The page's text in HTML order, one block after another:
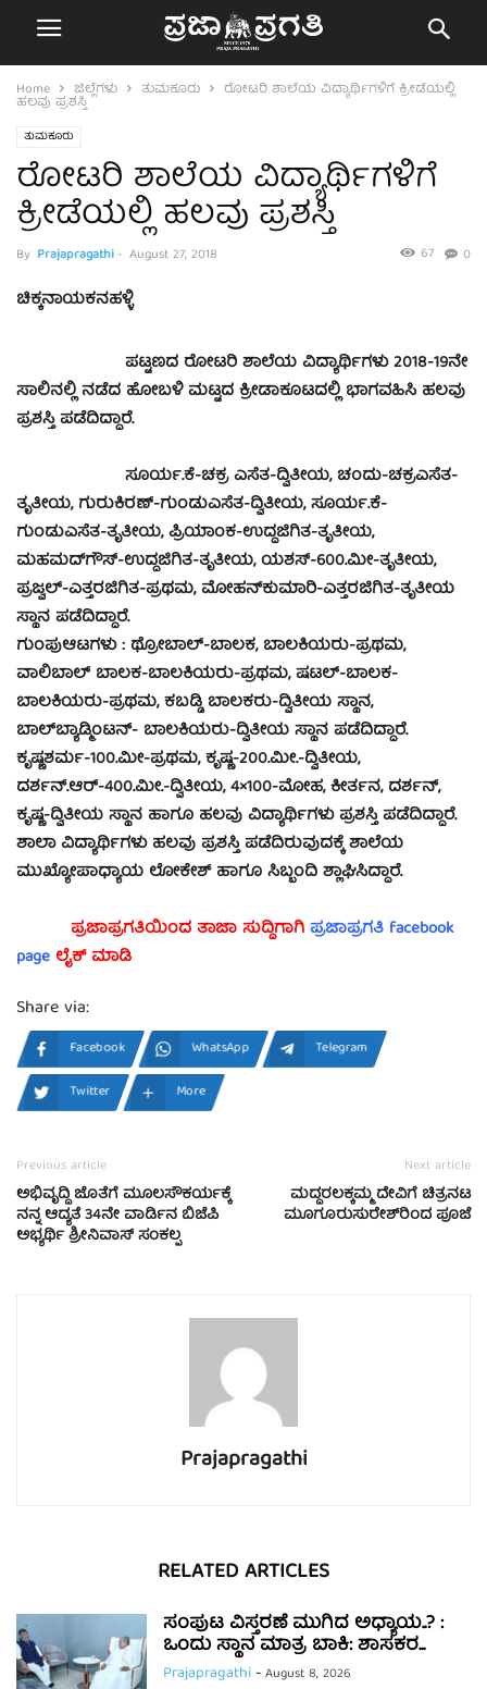
Home ಜಿಲ್ಲೆಗಳು ತುಮಕೂರು ರೋಟರಿ ಶಾಲೆಯ ವಿದ್ಯಾರ್ಥಿಗಳಿಗೆ ಕ್ರೀಡೆಯಲ್ಲಿ
ಹಲವು ಪ್ರಶಸ್ತಿ
ತುಮಕೂರು
ರೋಟರಿ ಶಾಲೆಯ ವಿದ್ಯಾರ್ಥಿಗಳಿಗೆ
ಕ್ರೀಡೆಯಲ್ಲಿ ಹಲವು ಪ್ರಶಸ್ತಿ
By Prajapragathi- August 27, 2018 0
67
ಚಿಕ್ಕನಾಯಕನಹಳ್ಳಿ
ಪಟ್ಟಣದ ರೋಟರಿ ಶಾಲೆಯ ವಿದ್ಯಾರ್ಥಿಗಳು 2018-19ನೇ
ಸಾಲಿನಲ್ಲಿ ನಡೆದ ಹೋಬಳಿ ಮಟ್ಟದ ಕ್ರೀಡಾಕೂಟದಲ್ಲಿ ಭಾಗವಹಿಸಿ ಹಲವು
ಪ್ರಶಸ್ತಿ ಪಡೆದಿದ್ದಾರೆ.
ಸೂರ್ಯ.ಕೆ-ಚಕ್ರ ಎಸೆತ-ದ್ವಿತೀಯ, ಚಂದು-ಚಕ್ರಎಸೆತ-
ತೃತೀಯ, ಗುರುಕಿರಣ್-ಗುಂಡುಎಸೆತ-ದ್ವಿತೀಯ, ಸೂರ್ಯ.ಕೆ-
ಗುಂಡುಎಸೆತ-ತೃತೀಯ, ಪ್ರಿಯಾಂಕ-ಉದ್ದಜಿಗಿತ-ತೃತೀಯ,
ಮಹಮದ್‍ಗೌಸ್-ಉದ್ದಜಿಗಿತ-ತೃತೀಯ, ಯಶಸ್-600.ಮೀ-ತೃತೀಯ,
ಪ್ರಜ್ವಲ್-ಎತ್ತರಜಿಗಿತ-ಪ್ರಥಮ, ಮೋಹನ್‍ಕುಮಾರಿ-ಎತ್ತರಜಿಗಿತ-ತೃತೀಯ
ಸ್ಥಾನ ಪಡೆದಿದ್ದಾರೆ.
ಗುಂಪುಆಟಗಳು : ಥ್ರೋಬಾಲ್-ಬಾಲಕ, ಬಾಲಕಿಯರು-ಪ್ರಥಮ,
ವಾಲಿಬಾಲ್ ಬಾಲಕ-ಬಾಲಕಿಯರು-ಪ್ರಥಮ, ಷಟಲ್-ಬಾಲಕ-
ಬಾಲಕಿಯರು-ಪ್ರಥಮ, ಕಬಡ್ಡಿ ಬಾಲಕರು-ದ್ವಿತೀಯ ಸ್ಥಾನ,
ಬಾಲ್‍ಬ್ಯಾಡ್ಮಿಂಟನ್- ಬಾಲಕಿಯರು-ದ್ವಿತೀಯ ಸ್ಥಾನ ಪಡೆದಿದ್ದಾರೆ.
ಕೃಷ್ಣಶರ್ಮ-100.ಮೀ-ಪ್ರಥಮ, ಕೃಷ್ಣ-200.ಮೀ.-ದ್ವಿತೀಯ,
ದರ್ಶನ್.ಆರ್-400.ಮೀ.-ದ್ವಿತೀಯ, 4×100-ಮೋಹ, ಕೀರ್ತನ, ದರ್ಶನ್,
ಕೃಷ್ಣ-ದ್ವಿತೀಯ ಸ್ಥಾನ ಹಾಗೂ ಹಲವು ವಿದ್ಯಾರ್ಥಿಗಳು ಪ್ರಶಸ್ತಿ ಪಡೆದಿದ್ದಾರೆ.
ಶಾಲಾ ವಿದ್ಯಾರ್ಥಿಗಳು ಹಲವು ಪ್ರಶಸ್ತಿ ಪಡೆದಿರುವುದಕ್ಕೆ ಶಾಲೆಯ
ಮುಖ್ಯೋಪಾಧ್ಯಾಯ ಲೋಕೇಶ್ ಹಾಗೂ ಸಿಬ್ಬಂದಿ ಶ್ಲಾಘಿಸಿದ್ದಾರೆ.
ಪ್ರಜಾಪ್ರಗತಿಯಿಂದ ತಾಜಾ ಸುದ್ದಿಗಾಗಿಪ್ರಜಾಪ್ರಗತಿ facebook
page ಲೈಕ್ ಮಾಡಿ
Share via:
Facebook WhatsApp
Telegram
Twitter
More
Previous article
ಅಭಿವೃದ್ದಿ ಜೊತೆಗೆ ಮೂಲಸೌಕರ್ಯಕ್ಕೆ
ನನ್ನ ಆದ್ಯತೆ 34ನೇ ವಾರ್ಡಿನ ಬಿಜೆಪಿ
ಅಭ್ಯರ್ಥಿ ಶ್ರೀನಿವಾಸ್ ಸಂಕಲ್ಪ
Next article
ಮದ್ದರಲಕ್ಕಮ್ಮ ದೇವಿಗೆ ಚಿತ್ರನಟ
ಮೂಗೂರುಸುರೇಶ್‍ರಿಂದ ಪೂಜೆ
Prajapragathi
RELATED ARTICLES
ಸಂಪುಟ ವಿಸ್ತರಣೆ ಮುಗಿದ ಅಧ್ಯಾಯ..? :
ಒಂದು ಸ್ಥಾನ ಮಾತ್ರ ಬಾಕಿ: ಶಾಸಕರ...
Prajapragathi-August 8, 2026